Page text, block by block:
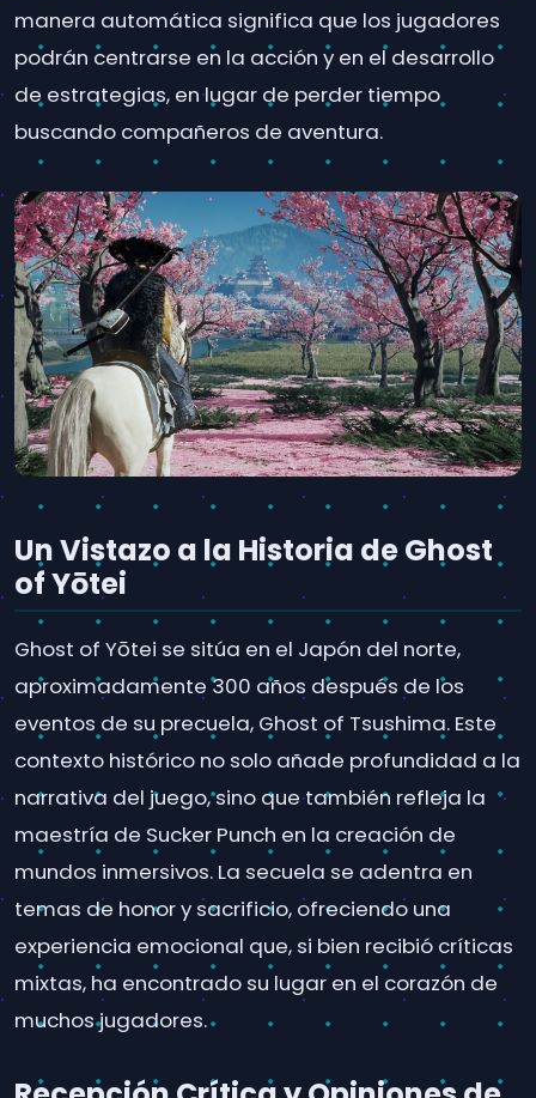
manera automática significa que los jugadores
podrán centrarse en la acción y en el desarrollo
de estrategias, en lugar de perder tiempo
buscando compañeros de aventura.
Un Vistazo a la Historia de Ghost
of Yōtei
Ghost of Yōtei se sitúa en el Japón del norte,
aproximadamente 300 años después de los
eventos de su precuela, Ghost of Tsushima. Este
contexto histórico no solo añade profundidad a la
narrativa del juego, sino que también refleja la
maestría de Sucker Punch en la creación de
mundos inmersivos. La secuela se adentra en
temas de honor y sacrificio, ofreciendo una
experiencia emocional que, si bien recibió críticas
mixtas, ha encontrado su lugar en el corazón de
muchos jugadores.